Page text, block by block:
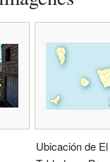
Ubicación de El